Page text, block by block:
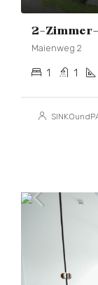
2-
Maienweg 2
1 1